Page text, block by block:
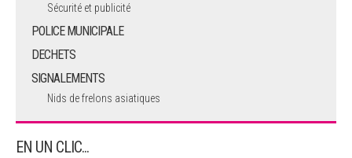
Sécurité et publicité
POLICE MUNICIPALE
DECHETS
SIGNALEMENTS
Nids de frelons asiatiques
EN UN CLIC...